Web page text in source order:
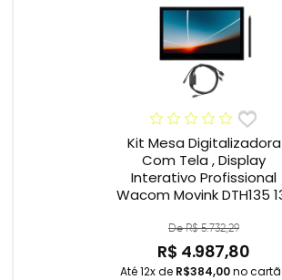
Kit Mesa Digitalizadora
Com Tela , Display
Interativo Profissional
Wacom Movink DTH135
One , 2ª geração
De R$ 5.732,29
R$ 4.987,80
Até 12x de R$384,00no